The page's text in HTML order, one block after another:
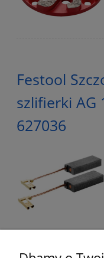
Festool
szlifierki AG
627036